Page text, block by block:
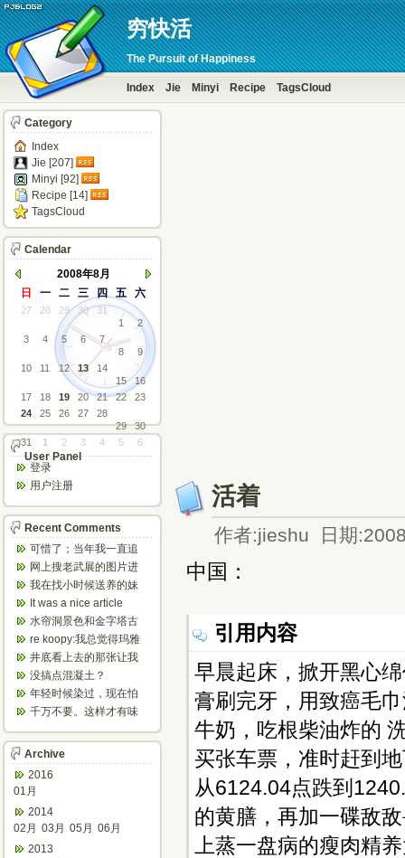
穷快活
The Pursuit of Happiness
Index Jie Minyi Recipe TagsCloud
活着
作者:jieshu 日期
中国：
引用内容
早晨起床，掀开黑心
膏刷完牙，用致癌毛
牛奶，吃根柴油炸的
买张车票，准时赶到
从6124.04点跌到
的黄膳，再加一碟敌
上蒸一盘病的瘦肉精
Category
Index
Jie [207]
Minyi [92]
Recipe [14]
TagsCloud
Calendar
2008年8月
日
一 二 三 四 五 六
27 28 29 30
31
1
2
3
4 5 6
7
8
9
10
11 12 13
14
15
16
17
18 19 20 21 22
23
24
25 26 27
28
29
30
31
1 2 3 4 5 6
User Panel
登录
用户注册
Recent Comments
可惜了；当年我一直追
着这个，看博主夫妇一
步步在多伦...
网上搜老武展的图片进
来了，一晃是你十年前
的帖子，时...
我在找小时候送养的妹
妹，有人QQ找我说找到
了匹配的...
It was a nice article
and...
水帘洞景色和金字塔古
迹都不错。
re koopy:我总觉得玛雅
人见过外星人。不然哪...
井底看上去的那张让我
想起了蝙蝠侠。。下棋
那张会不会...
没搞点混凝土？
年轻时候染过，现在怕
伤头发不敢染了。不过
千万不要。这样才有味
气场。
Archive
2016
01月
2014
02月 03月 05月 06月
2013